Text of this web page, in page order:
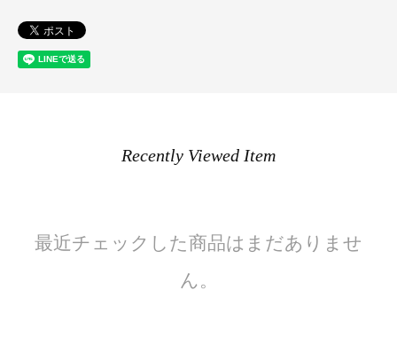
Recently Viewed Item
最近チェックした商品はまだありませ
ん。